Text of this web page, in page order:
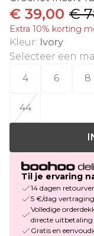
€ 39,00 €
Extra 10% korting
Kleur: Ivory
Selecteer een
4
6 8
44
Til je ervaring
14 dagen
5 €/dag
Volledige
directe
Gratis en